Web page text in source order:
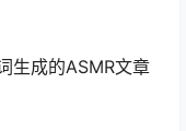
生成的ASMR文章